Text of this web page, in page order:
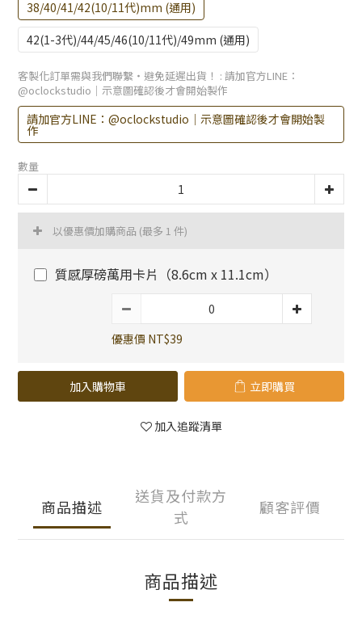
38/40/41/42(10/11代)mm (通用)
42(1-3代)/44/45/46(10/11代)/49mm (通用)
客製化訂單需與我們聯繫・避免延遲出貨！ : 請加官方LINE：
@oclockstudio｜示意圖確認後才會開始製作
請加官方LINE：@oclockstudio｜示意圖確認後才會開始製
作
數量
以優惠價加購商品 (最多 1 件)
質感厚磅萬用卡片（8.6cm x 11.1cm）
優惠價 NT$39
加入購物車 立即購買
加入追蹤清單
商品描述
送貨及付款方
式
顧客評價
商品描述